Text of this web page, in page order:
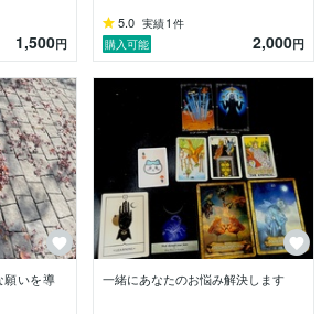
、まずは受け取ってみてください。
め、ある程度のポイント・情報提供
る場合、正確な鑑定が難しくなるこ
は、あなたの手で変えられます。
ながら、一緒に前へ進んでいきましょ
1,500円
5.0 実績1 件
購入可能
2,000円
願いを導
一緒にあなたのお悩み解決します